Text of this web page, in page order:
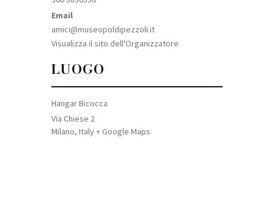
Email
amici@museopoldipezzoli.it
Visualizza il sito dell'Organizzatore
LUOGO
Hangar Bicocca
Via Chiese 2
Milano, Italy+ Google Maps